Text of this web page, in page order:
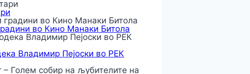
во Кино Манаки Битола
Владимир Пејоски во РЕК